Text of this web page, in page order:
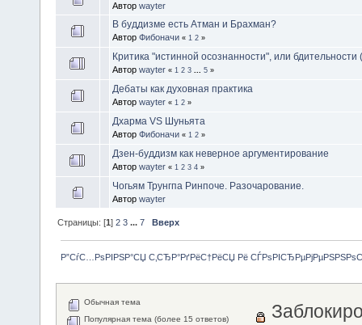
Автор wayter
В буддизме есть Атман и Брахман?
Автор Фибоначи « 1 2 »
Критика "истинной осознанности", или бдительности
Автор wayter « 1 2 3 ... 5 »
Дебаты как духовная практика
Автор wayter « 1 2 »
Дхарма VS Шуньята
Автор Фибоначи « 1 2 »
Дзен-буддизм как неверное аргументирование
Автор wayter « 1 2 3 4 »
Чогьям Трунгпа Ринпоче. Разочарование.
Автор wayter
Страницы: [1]2 3 ...7 Вверх
Р”СѓС…РѕРІРЅР°СЏ С‚СЂР°РґРёС†РёСЏ Рё
Обычная тема
Популярная тема (более 15 ответов)